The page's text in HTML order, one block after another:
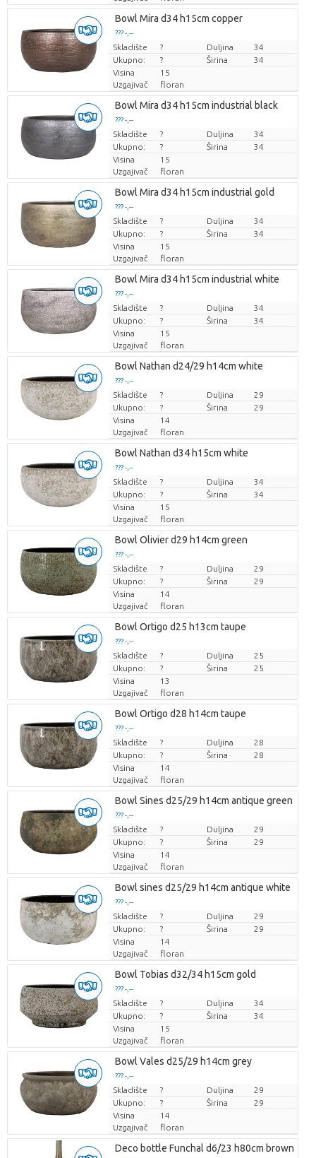
Bowl Mira d34 h15cm copper
??? -,--
Cijena po komadu
Skladište ? Duljina
34
Ukupno:
? Širina
34
Visina
15
Uzgajivač
floran
Bowl Mira d34 h15cm industrial black
??? -,--
Cijena po komadu
Skladište ? Duljina
34
Ukupno:
? Širina
34
Visina
15
Uzgajivač
floran
Bowl Mira d34 h15cm industrial gold
??? -,--
Cijena po komadu
Skladište ? Duljina
34
Ukupno:
? Širina
34
Visina
15
Uzgajivač
floran
Bowl Mira d34 h15cm industrial white
??? -,--
Cijena po komadu
Skladište ? Duljina
34
Ukupno:
? Širina
34
Visina
15
Uzgajivač
floran
Bowl Nathan d24/29 h14cm white
??? -,--
Cijena po komadu
Skladište ? Duljina
29
Ukupno:
? Širina
29
Visina
14
Uzgajivač
floran
Bowl Nathan d34 h15cm white
??? -,--
Cijena po komadu
Skladište ? Duljina
34
Ukupno:
? Širina
34
Visina
15
Uzgajivač
floran
Bowl Olivier d29 h14cm green
??? -,--
Cijena po komadu
Skladište ? Duljina
29
Ukupno:
? Širina
29
Visina
14
Uzgajivač
floran
Bowl Ortigo d25 h13cm taupe
??? -,--
Cijena po komadu
Skladište ? Duljina
25
Ukupno:
? Širina
25
Visina
13
Uzgajivač
floran
Bowl Ortigo d28 h14cm taupe
??? -,--
Cijena po komadu
Skladište ? Duljina
28
Ukupno:
? Širina
28
Visina
14
Uzgajivač
floran
Bowl Sines d25/29 h14cm antique green
??? -,--
Cijena po komadu
Skladište ? Duljina
29
Ukupno:
? Širina
29
Visina
14
Uzgajivač
floran
Bowl sines d25/29 h14cm antique white
??? -,--
Cijena po komadu
Skladište ? Duljina
29
Ukupno:
? Širina
29
Visina
14
Uzgajivač
floran
Bowl Tobias d32/34 h15cm gold
??? -,--
Cijena po komadu
Skladište ? Duljina
34
Ukupno:
? Širina
34
Visina
15
Uzgajivač
floran
Bowl Vales d25/29 h14cm grey
??? -,--
Cijena po komadu
Skladište ? Duljina
29
Ukupno:
? Širina
29
Visina
14
Uzgajivač
floran
Deco bottle Funchal d6/23 h80cm brown